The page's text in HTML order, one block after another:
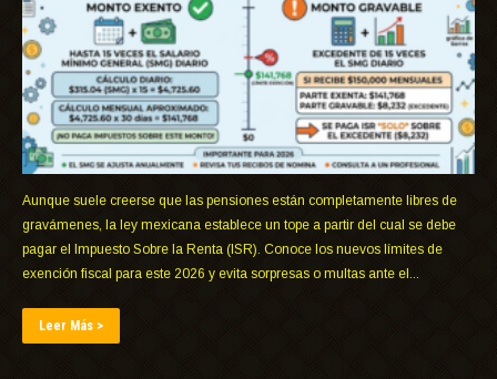
Aunque suele creerse que las pensiones están completamente libres de
gravámenes, la ley mexicana establece un tope a partir del cual se debe
pagar el Impuesto Sobre la Renta (ISR). Conoce los nuevos límites de
exención fiscal para este 2026 y evita sorpresas o multas ante el...
Leer Más >